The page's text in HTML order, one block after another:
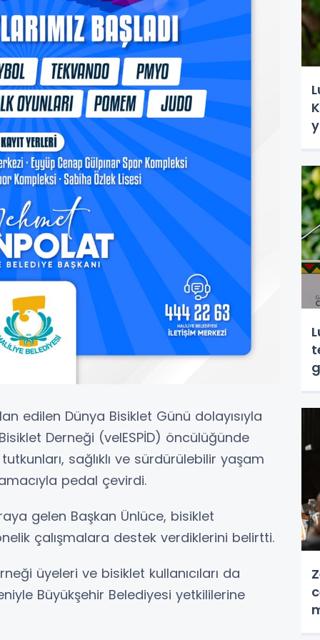
edilen Dünya Bisiklet Günü dolayısıyla
Derneği (velESPİD) öncülüğünde
sağlıklı ve sürdürülebilir yaşam
pedal çevirdi.
gelen Başkan Ünlüce, bisiklet
çalışmalara destek verdiklerini belirtti.
üyeleri ve bisiklet kullanıcıları da
Büyükşehir Belediyesi yetkililerine